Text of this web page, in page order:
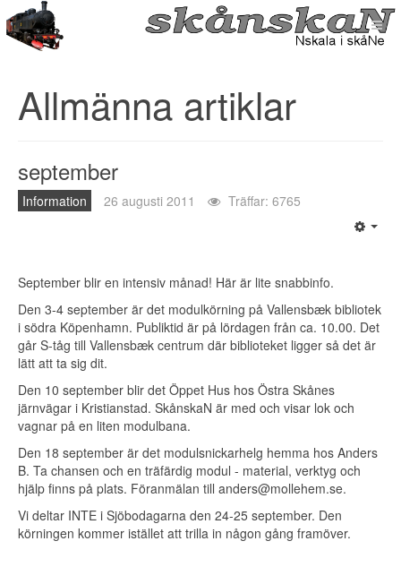
Allmänna artiklar
september
Information 26 augusti 2011 Träffar: 6765
September blir en intensiv månad! Här är lite snabbinfo.
Den 3-4 september är det modulkörning på Vallensbæk bibliotek
i södra Köpenhamn. Publiktid är på lördagen från ca. 10.00. Det
går S-tåg till Vallensbæk centrum där biblioteket ligger så det är
lätt att ta sig dit.
Den 10 september blir det Öppet Hus hos Östra Skånes
järnvägar i Kristianstad. SkånskaN är med och visar lok och
vagnar på en liten modulbana.
Den 18 september är det modulsnickarhelg hemma hos Anders
B. Ta chansen och en träfärdig modul - material, verktyg och
hjälp finns på plats. Föranmälan till anders@mollehem.se.
Vi deltar INTE i Sjöbodagarna den 24-25 september. Den
körningen kommer istället att trilla in någon gång framöver.